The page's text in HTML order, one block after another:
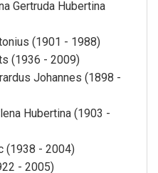
Gertruda Hubertina
(1901 - 1988)
(1936 - 2009)
Johannes (1898 -
Hubertina (1903 -
(1938 - 2004)
- 2005)